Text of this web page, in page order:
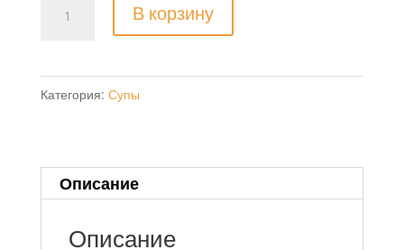
товара
бульон
野
汤
В корзину
Категория: Супы
Описание
Описание